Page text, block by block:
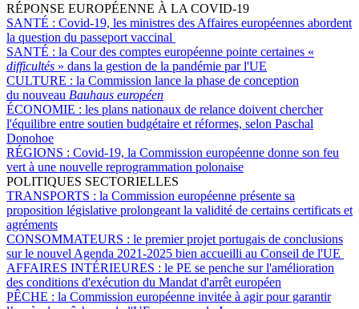
RÉPONSE EUROPÉENNE À LA COVID-19
SANTÉ : Covid-19, les ministres des Affaires européennes abordent
la question du passeport vaccinal
SANTÉ : la Cour des comptes européenne pointe certaines «
difficultés » dans la gestion de la pandémie par l'UE
CULTURE : la Commission lance la phase de conception
du nouveau Bauhaus européen
ÉCONOMIE : les plans nationaux de relance doivent chercher
l'équilibre entre soutien budgétaire et réformes, selon Paschal
Donohoe
RÉGIONS : Covid-19, la Commission européenne donne son feu
vert à une nouvelle reprogrammation polonaise
POLITIQUES SECTORIELLES
TRANSPORTS : la Commission européenne présente sa
proposition législative prolongeant la validité de certains certificats et
agréments
CONSOMMATEURS : le premier projet portugais de conclusions
sur le nouvel Agenda 2021-2025 bien accueilli au Conseil de l'UE
AFFAIRES INTÉRIEURES : le PE se penche sur l'amélioration
des conditions d'exécution du Mandat d'arrêt européen
PÊCHE : la Commission européenne invitée à agir pour garantir